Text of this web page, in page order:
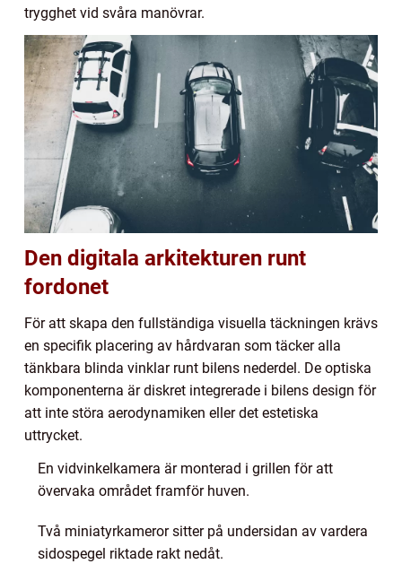
trygghet vid svåra manövrar.
Den digitala arkitekturen runt
fordonet
För att skapa den fullständiga visuella täckningen krävs
en specifik placering av hårdvaran som täcker alla
tänkbara blinda vinklar runt bilens nederdel. De optiska
komponenterna är diskret integrerade i bilens design för
att inte störa aerodynamiken eller det estetiska
uttrycket.
En vidvinkelkamera är monterad i grillen för att
övervaka området framför huven.
Två miniatyrkameror sitter på undersidan av vardera
sidospegel riktade rakt nedåt.